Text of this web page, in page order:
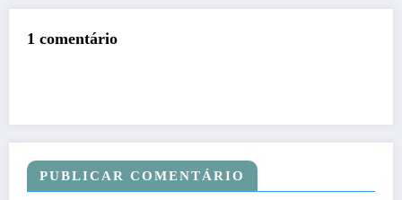
1 comentário
PUBLICAR COMENTÁRIO